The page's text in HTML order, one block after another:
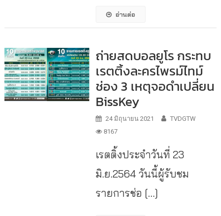
อ่านต่อ
ถ่ายสดบอลยูโร กระทบ
เรตติ้งละครไพรม์ไทม์
ช่อง 3 เหตุจอดำเปลี่ยน
BissKey
24 มิถุนายน 2021
TVDGTW
8167
เรตติ้งประจำวันที่ 23
มิ.ย.2564 วันนี้ผู้รับชม
รายการช่อ […]